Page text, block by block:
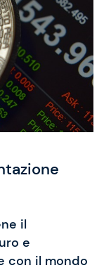
il
e
con il mondo